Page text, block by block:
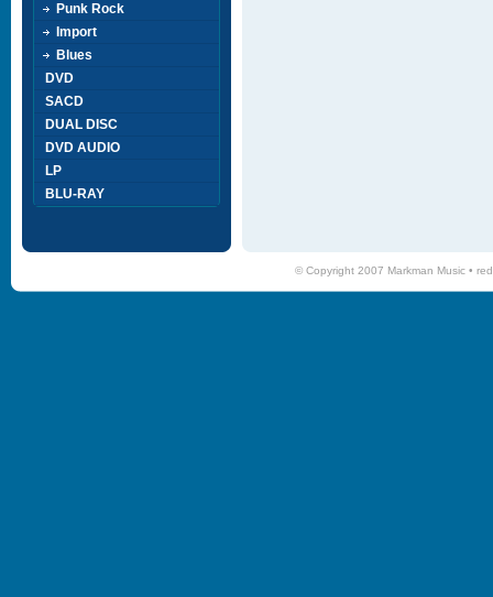
Punk Rock
Import
Blues
DVD
SACD
DUAL DISC
DVD AUDIO
LP
BLU-RAY
© Copyright 2007 Markman Music •